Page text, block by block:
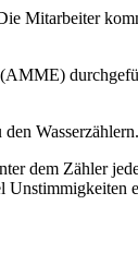
Mitarbeiter
Wasserzählern.
dem Zähler